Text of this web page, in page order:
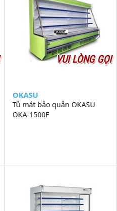
VUI LÒNG GỌI
OKASU
Tủ mát bảo quản OKASU
OKA-1500F